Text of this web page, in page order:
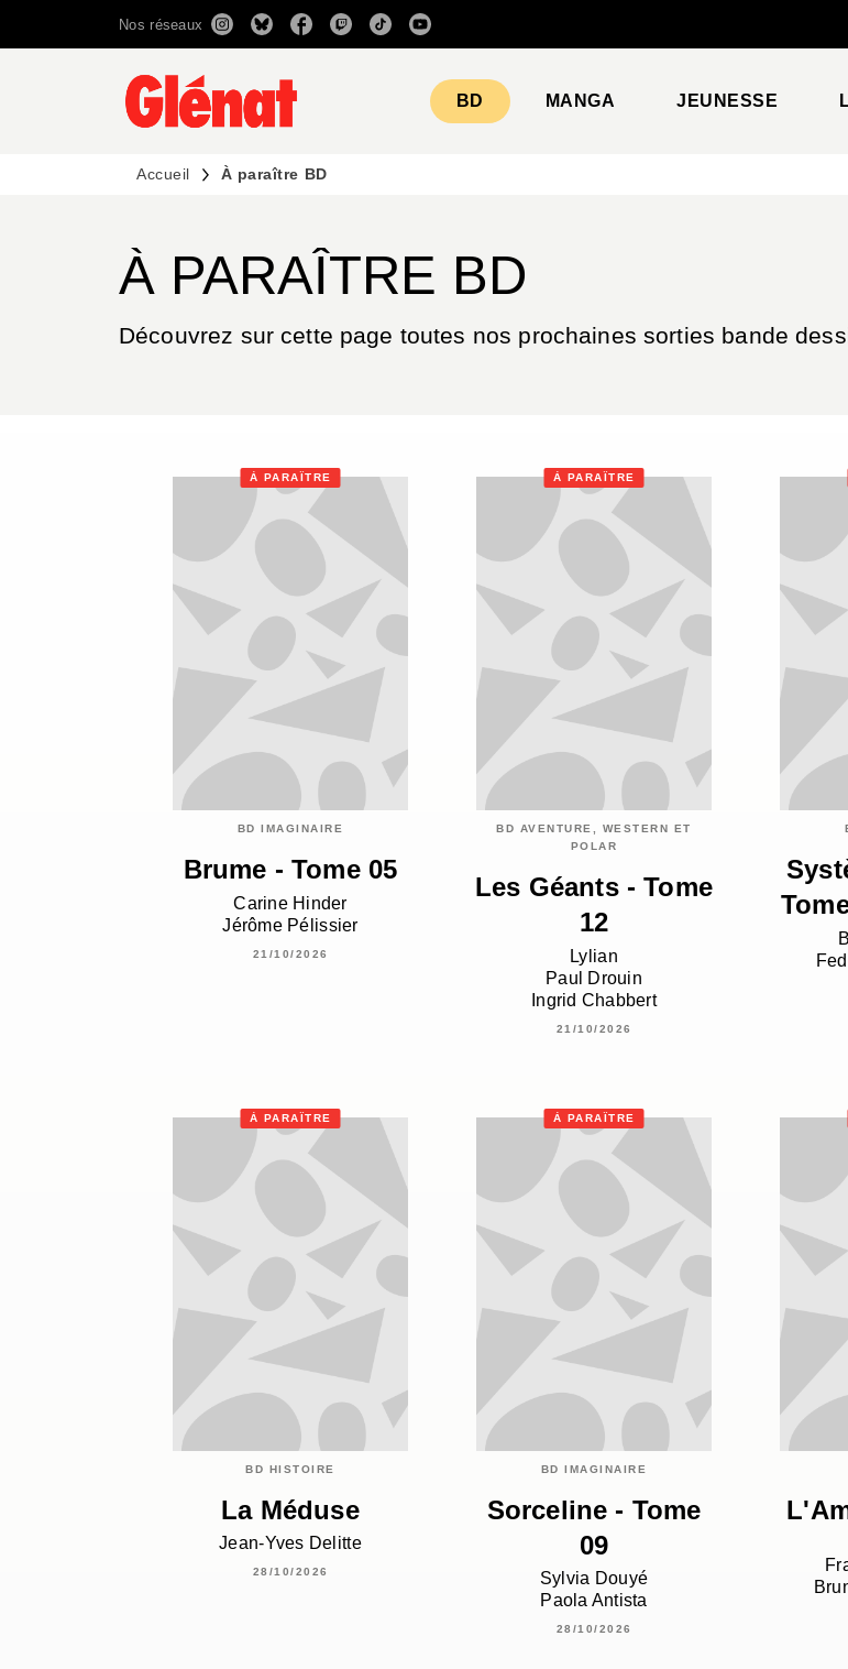
RECHERCHE CONTENU
Nos réseaux
BD MANGA JEUNESSE
Accueil À paraître BD
À PARAÎTRE BD
Découvrez sur cette page toutes nos prochaines sorties bande
À PARAÎTRE
BD IMAGINAIRE
Brume - Tome 05
Carine Hinder
Jérôme Pélissier
21/10/2026
À PARAÎTRE
BD AVENTURE, WESTERN ET
POLAR
Les Géants - Tome
12
Lylian
Paul Drouin
Ingrid Chabbert
21/10/2026
À PARAÎTRE
BD HISTOIRE
La Méduse
Jean-Yves Delitte
28/10/2026
À PARAÎTRE
BD IMAGINAIRE
Sorceline - Tome
09
Sylvia Douyé
Paola Antista
28/10/2026